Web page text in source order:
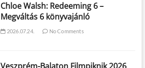
Chloe Walsh: Redeeming 6 –
Megváltás 6 könyvajánló
2026.07.24. No Comments